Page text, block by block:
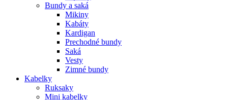
Bundy a saká
Mikiny
Kabáty
Kardigan
Prechodné bundy
Saká
Vesty
Zimné bundy
Kabelky
Ruksaky
Mini kabelky